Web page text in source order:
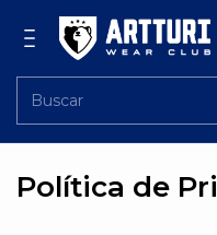
Política de